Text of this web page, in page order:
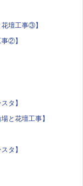
壇工事③】
②】
タ】
と花壇工事】
タ】